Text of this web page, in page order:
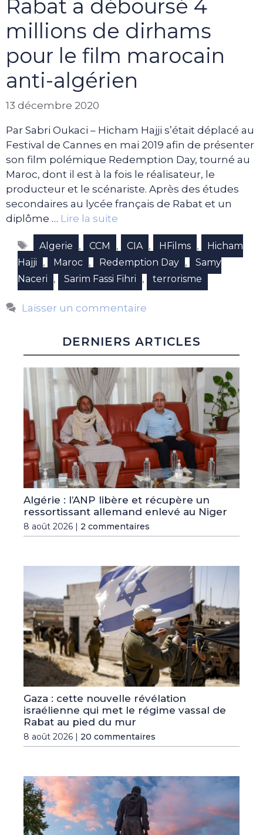
Rabat a déboursé 4
millions de dirhams
pour le film marocain
anti-algérien
13 décembre 2020
Par Sabri Oukaci – Hicham Hajji s’était déplacé au
Festival de Cannes en mai 2019 afin de présenter
son film polémique Redemption Day, tourné au
Maroc, dont il est à la fois le réalisateur, le
producteur et le scénariste. Après des études
secondaires au lycée français de Rabat et un
diplôme … Lire la suite
Étiquettes
Algerie , CCM , CIA , HFilms ,
Hicham
Hajji
, Maroc , Redemption Day ,
Samy
Naceri
, Sarim Fassi Fihri , terrorisme
Laisser un commentaire
DERNIERS ARTICLES
Algérie : l’ANP libère et récupère un
ressortissant allemand enlevé au Niger
8 août 2026 | 2 commentaires
Gaza : cette nouvelle révélation
israélienne qui met le régime vassal de
Rabat au pied du mur
8 août 2026 | 20 commentaires